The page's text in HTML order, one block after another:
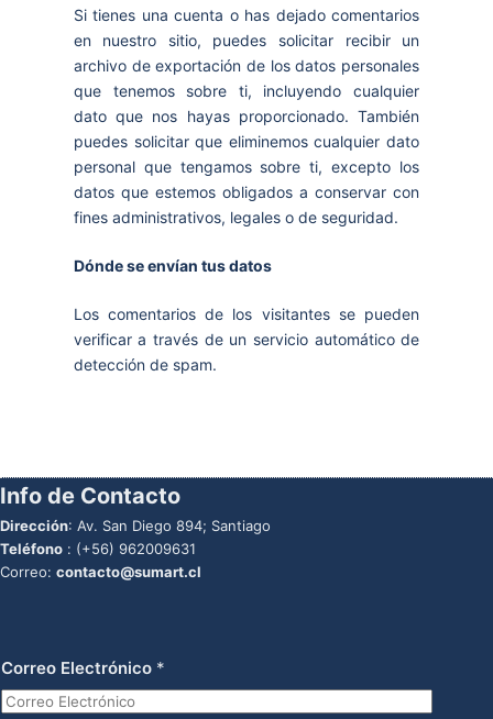
Si tienes una cuenta o has dejado comentarios
en nuestro sitio, puedes solicitar recibir un
archivo de exportación de los datos personales
que tenemos sobre ti, incluyendo cualquier
dato que nos hayas proporcionado. También
puedes solicitar que eliminemos cualquier dato
personal que tengamos sobre ti, excepto los
datos que estemos obligados a conservar con
fines administrativos, legales o de seguridad.
Dónde se envían tus datos
Los comentarios de los visitantes se pueden
verificar a través de un servicio automático de
detección de spam.
Info de Contacto
Dirección: Av. San Diego 894; Santiago
Teléfono : (+56) 962009631
Correo: contacto@sumart.cl
Correo Electrónico *